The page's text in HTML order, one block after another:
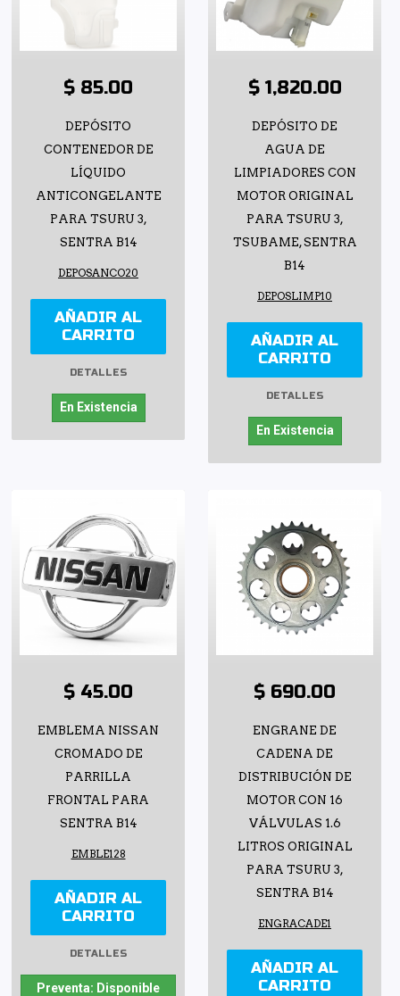
$ 85.00
DEPÓSITO
CONTENEDOR DE
LÍQUIDO
ANTICONGELANTE
PARA TSURU 3,
SENTRA B14
DEPOSANCO20
AÑADIR AL
CARRITO
DETALLES
En Existencia
$ 1,820.00
DEPÓSITO DE
AGUA DE
LIMPIADORES CON
MOTOR ORIGINAL
PARA TSURU 3,
TSUBAME, SENTRA
B14
DEPOSLIMP10
AÑADIR AL
CARRITO
DETALLES
En Existencia
$ 45.00
EMBLEMA NISSAN
CROMADO DE
PARRILLA
FRONTAL PARA
SENTRA B14
EMBLE128
AÑADIR AL
CARRITO
DETALLES
Preventa: Disponible
$ 690.00
ENGRANE DE
CADENA DE
DISTRIBUCIÓN DE
MOTOR CON 16
VÁLVULAS 1.6
LITROS ORIGINAL
PARA TSURU 3,
SENTRA B14
ENGRACADE1
AÑADIR AL
CARRITO